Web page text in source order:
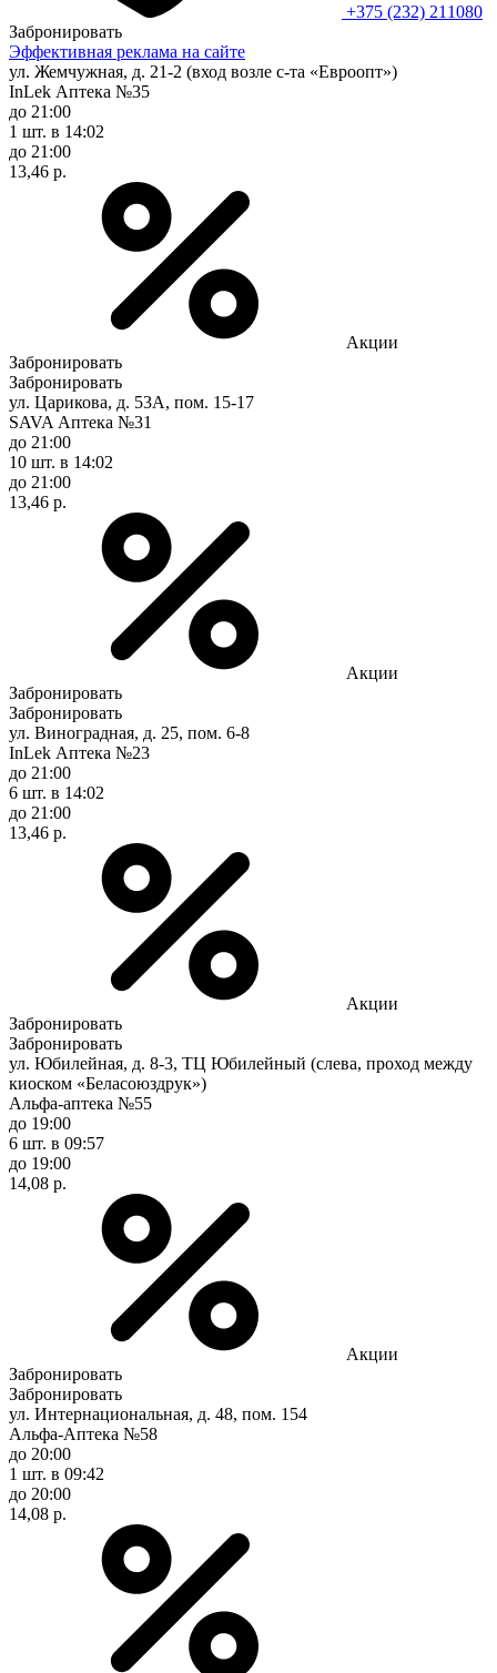
+375 (232) 211080
Забронировать
Эффективная реклама на сайте
ул. Жемчужная, д. 21-2 (вход возле с-та «Евроопт»)
InLek Аптека №35
до 21:00
1 шт. в 14:02
до 21:00
13,46 р.
Акции
Забронировать
Забронировать
ул. Царикова, д. 53А, пом. 15-17
SAVA Аптека №31
до 21:00
10 шт. в 14:02
до 21:00
13,46 р.
Акции
Забронировать
Забронировать
ул. Виноградная, д. 25, пом. 6-8
InLek Аптека №23
до 21:00
6 шт. в 14:02
до 21:00
13,46 р.
Акции
Забронировать
Забронировать
ул. Юбилейная, д. 8-3, ТЦ Юбилейный (слева, проход между
киоском «Беласоюздрук»)
Альфа-аптека №55
до 19:00
6 шт. в 09:57
до 19:00
14,08 р.
Акции
Забронировать
Забронировать
ул. Интернациональная, д. 48, пом. 154
Альфа-Аптека №58
до 20:00
1 шт. в 09:42
до 20:00
14,08 р.